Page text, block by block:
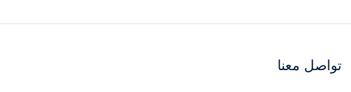
تواصل معنا